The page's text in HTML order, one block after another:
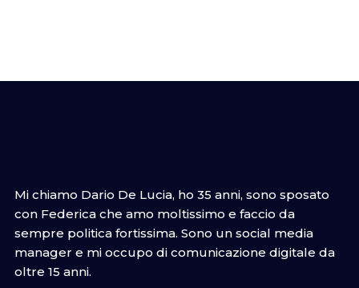
Mi chiamo Dario De Lucia, ho 35 anni, sono sposato
con Federica che amo moltissimo e faccio da
sempre politica fortissima. Sono un social media
manager e mi occupo di comunicazione digitale da
oltre 15 anni.